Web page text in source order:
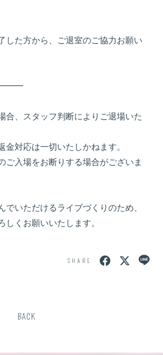
した方から、ご退室のご協力お願い
合、スタッフ判断によりご退場いた
金対応は一切いたしかねます。
ご入場をお断りする場合がございま
でいただけるライブづくりのため、
しくお願いいたします。
SHARE
BACK